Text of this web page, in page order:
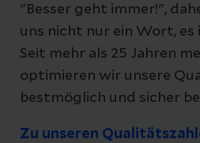
"Besser geht immer!",
uns nicht nur ein Wort, es
Seit mehr als 25 Jahren
optimieren wir unsere
bestmöglich und sicher
Zu unseren